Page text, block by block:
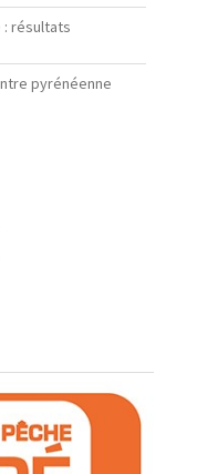
résultats
pyrénéenne